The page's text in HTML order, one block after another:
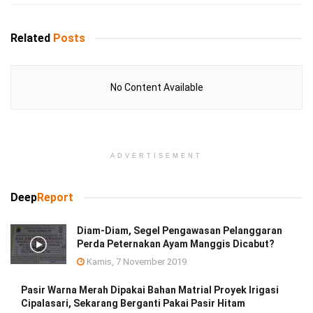
Related Posts
No Content Available
ADVERTISEMENT
DeepReport
Diam-Diam, Segel Pengawasan Pelanggaran
Perda Peternakan Ayam Manggis Dicabut?
Kamis, 7 November 2019
Pasir Warna Merah Dipakai Bahan Matrial Proyek Irigasi
Cipalasari, Sekarang Berganti Pakai Pasir Hitam